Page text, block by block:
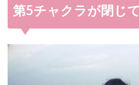
第5チャクラが閉じ